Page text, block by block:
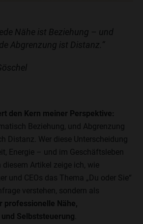
Nähe ist Beziehung – und
Abgrenzung ist Distanz.“
den Kern meiner Perspektive:
Beziehung, und Abgrenzung
Distanz. Wer diese Unterscheidung
Energie – und im Geschäftsleben
diesem Artikel zeige ich, wie
und CEOs das Thema „Du oder Sie“
verstehen, sondern als
professionelle Nähe,
Selbststeuerung